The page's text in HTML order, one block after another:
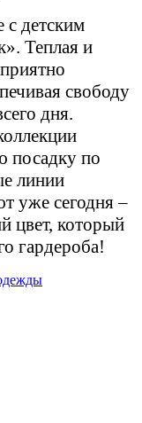
с детским
Теплая и
свободу
дня.
посадку по
линии
уже сегодня –
цвет, который
гардероба!